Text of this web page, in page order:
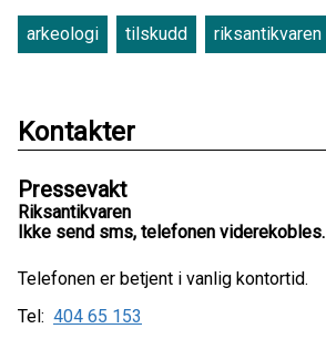
arkeologi tilskudd riksantikvaren
Kontakter
Pressevakt
Riksantikvaren
Ikke send sms, telefonen viderekobles.
Telefonen er betjent i vanlig kontortid.
Tel: 404 65 153